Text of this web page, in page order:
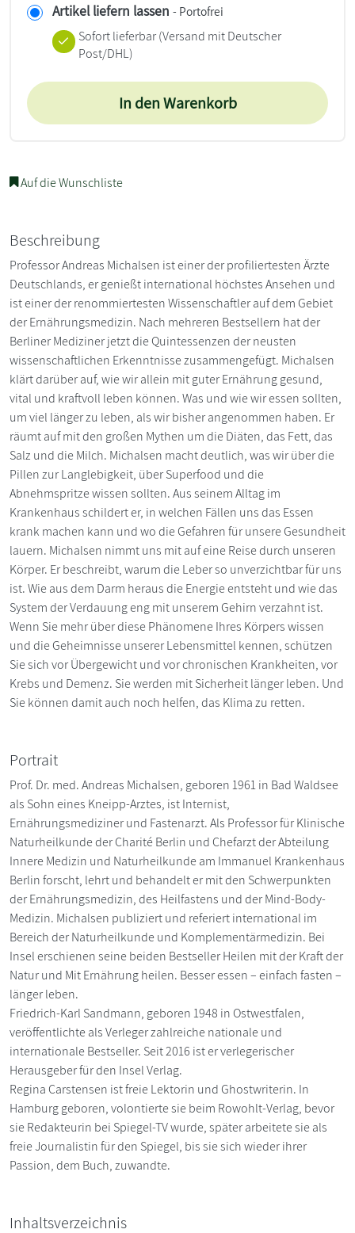
Artikel liefern lassen - Portofrei
Sofort lieferbar(Versand mit Deutscher
Post/DHL)
In den Warenkorb
Auf die Wunschliste
Beschreibung
Professor Andreas Michalsen ist einer der profiliertesten Ärzte
Deutschlands, er genießt international höchstes Ansehen und
ist einer der renommiertesten Wissenschaftler auf dem Gebiet
der Ernährungsmedizin. Nach mehreren Bestsellern hat der
Berliner Mediziner jetzt die Quintessenzen der neusten
wissenschaftlichen Erkenntnisse zusammengefügt. Michalsen
klärt darüber auf, wie wir allein mit guter Ernährung gesund,
vital und kraftvoll leben können. Was und wie wir essen sollten,
um viel länger zu leben, als wir bisher angenommen haben. Er
räumt auf mit den großen Mythen um die Diäten, das Fett, das
Salz und die Milch. Michalsen macht deutlich, was wir über die
Pillen zur Langlebigkeit, über Superfood und die
Abnehmspritze wissen sollten. Aus seinem Alltag im
Krankenhaus schildert er, in welchen Fällen uns das Essen
krank machen kann und wo die Gefahren für unsere Gesundheit
lauern. Michalsen nimmt uns mit auf eine Reise durch unseren
Körper. Er beschreibt, warum die Leber so unverzichtbar für uns
ist. Wie aus dem Darm heraus die Energie entsteht und wie das
System der Verdauung eng mit unserem Gehirn verzahnt ist.
Wenn Sie mehr über diese Phänomene Ihres Körpers wissen
und die Geheimnisse unserer Lebensmittel kennen, schützen
Sie sich vor Übergewicht und vor chronischen Krankheiten, vor
Krebs und Demenz. Sie werden mit Sicherheit länger leben. Und
Sie können damit auch noch helfen, das Klima zu retten.
Portrait
Prof. Dr. med. Andreas Michalsen, geboren 1961 in Bad Waldsee
als Sohn eines Kneipp-Arztes, ist Internist,
Ernährungsmediziner und Fastenarzt. Als Professor für Klinische
Naturheilkunde der Charité Berlin und Chefarzt der Abteilung
Innere Medizin und Naturheilkunde am Immanuel Krankenhaus
Berlin forscht, lehrt und behandelt er mit den Schwerpunkten
der Ernährungsmedizin, des Heilfastens und der Mind-Body-
Medizin. Michalsen publiziert und referiert international im
Bereich der Naturheilkunde und Komplementärmedizin. Bei
Insel erschienen seine beiden Bestseller Heilen mit der Kraft der
Natur und Mit Ernährung heilen. Besser essen – einfach fasten –
länger leben.
Friedrich-Karl Sandmann, geboren 1948 in Ostwestfalen,
veröffentlichte als Verleger zahlreiche nationale und
internationale Bestseller. Seit 2016 ist er verlegerischer
Herausgeber für den Insel Verlag.
Regina Carstensen ist freie Lektorin und Ghostwriterin. In
Hamburg geboren, volontierte sie beim Rowohlt-Verlag, bevor
sie Redakteurin bei Spiegel-TV wurde, später arbeitete sie als
freie Journalistin für den Spiegel, bis sie sich wieder ihrer
Passion, dem Buch, zuwandte.
Inhaltsverzeichnis